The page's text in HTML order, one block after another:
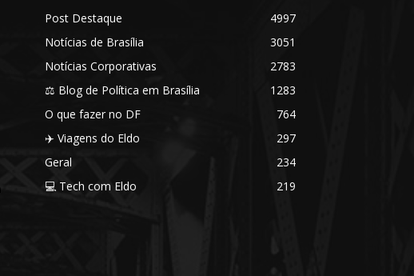
Post Destaque
4997
Notícias de Brasília
3051
Notícias Corporativas
2783
⚖️ Blog de Política em Brasília
1283
O que fazer no DF
764
✈️ Viagens do Eldo
297
Geral
234
💻 Tech com Eldo
219